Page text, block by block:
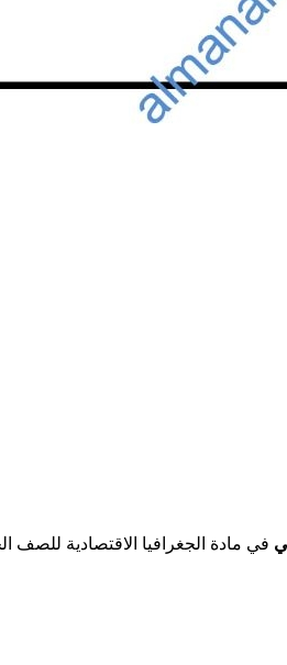
في مادة الجغرافيا الاقتصادية للصف